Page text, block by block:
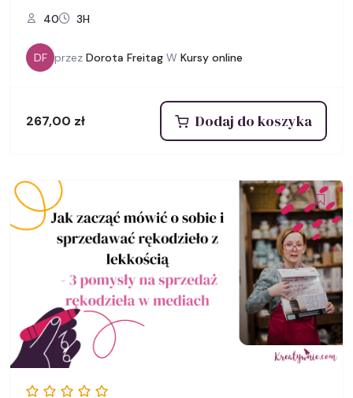
40 3H
DF przez Dorota Freitag W Kursy online
267,00 zł Dodaj do koszyka